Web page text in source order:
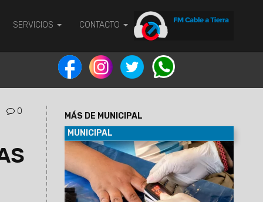
SERVICIOS CONTACTO
0
MÁS DE MUNICIPAL
MUNICIPAL
07/08/2026 Será el viernes 7 de
agosto de 9 a 12 en el predio municipal
de zona este. Habrá servicios médicos,
odontológicos, nutricionistas, enfermería
y otros. La atención será por orden de